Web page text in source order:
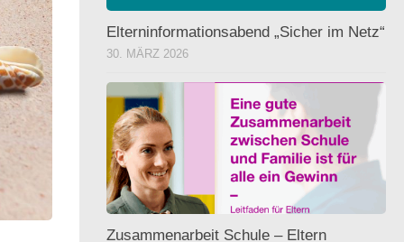
Elterninformationsabend „Sicher im Netz“
30. MÄRZ 2026
Zusammenarbeit Schule – Eltern